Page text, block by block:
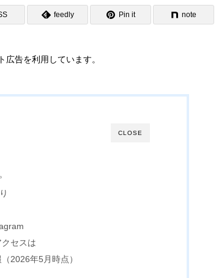
feedly Pin it note
告を利用しています。
CLOSE
セスは
2026年5月時点）